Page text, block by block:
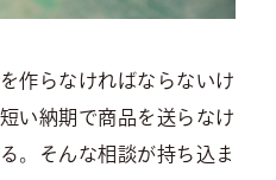
作らなければならないけ
い納期で商品を送らなけ
。そんな相談が持ち込ま